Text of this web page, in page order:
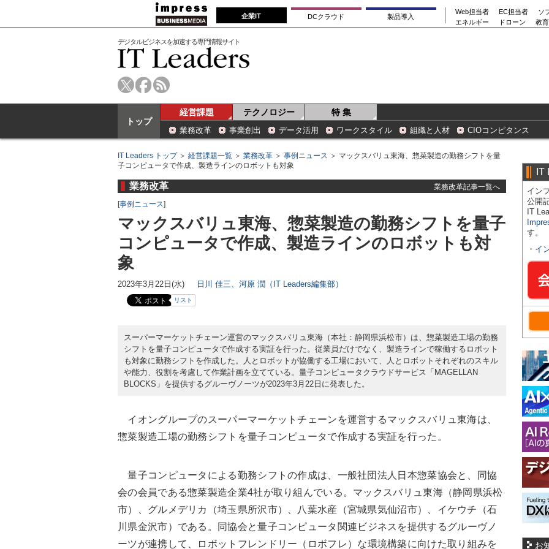
企業IT DCクラウド 製品導入
Web担当者 EC担当者
ソ
エネルギー
ドローン 教
デジタルビジネスを加速する専門情報サイト
トップ
経営課題 テクノロジー 特 集
業務改革 事業創出 データ活用 ワークスタイル 組織と人材 CIOコンピタンス
IT Leaders トップ＞ 経営課題一覧 ＞ 業務改革 ＞ 事例ニュース ＞ マックスバリュ東海、惣菜製造の勤務シフトを量
子コンピュータで作成、製造ラインのロボットも対象
業務改革
業務改革記事一覧へ
[事例ニュース]
マックスバリュ東海、惣菜製造の勤務シフトを量子
コンピュータで作成、製造ラインのロボットも対
象
2023年3月22日(水) 日川 佳三、河原 潤（IT Leaders編集部）
リスト
スーパーマーケットチェーン運営のマックスバリュ東海（本社：静岡県浜松市）は、惣菜製造工場の勤務
シフトを量子コンピュータで作成する実証を行った。従業員だけでなく、製造ラインで稼働するロボット
も対象に勤務シフトを作成した。人とロボットが協働する工場において、人とロボットそれぞれのスキル
や能力、役割を考慮して作業計画を立てている。量子コンピュータクラウドサービス「MAGELLAN
BLOCKS」を提供するグルーヴノーツが2023年3月22日に発表した。
イオングループのスーパーマーケットチェーンを運営するマックスバリュ東海は、
惣菜製造工場の勤務シフトを量子コンピュータで作成する実証を行った。
量子コンピュータによる勤務シフトの作成は、一般社団法人日本惣菜協会と、同協
会の会員である惣菜製造企業4社が取り組んでいる。マックスバリュ東海（静岡県浜松
市）、グルメデリカ（埼玉県所沢市）、八葉水産（宮城県気仙沼市）、イケウチ（石
川県金沢市）である。同協会と量子コンピュータ関連ビジネスを提供するグルーヴノ
ーツが連携して、
ロボットフレンドリー（ロボフレ）な環境構築に向けた取り組みを
IT
イン
公開
IT
す。
・ イ
お